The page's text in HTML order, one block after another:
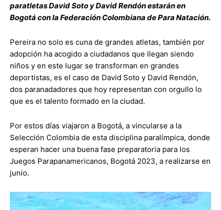
paratletas David Soto y David Rendón estarán en
Bogotá con la Federación Colombiana de Para Natación.
Pereira no solo es cuna de grandes atletas, también por
adopción ha acogido a ciudadanos que llegan siendo
niños y en este lugar se transforman en grandes
deportistas, es el caso de David Soto y David Rendón,
dos paranadadores que hoy representan con orgullo lo
que es el talento formado en la ciudad.
Por estos días viajaron a Bogotá, a vincularse a la
Selección Colombia de esta disciplina paralímpica, donde
esperan hacer una buena fase preparatoria para los
Juegos Parapanamericanos, Bogotá 2023, a realizarse en
junio.